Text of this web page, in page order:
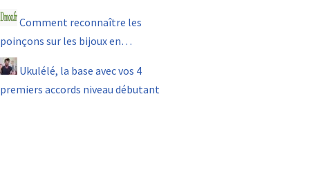
Comment reconnaître les
poinçons sur les bijoux en…
Ukulélé, la base avec vos 4
premiers accords niveau débutant